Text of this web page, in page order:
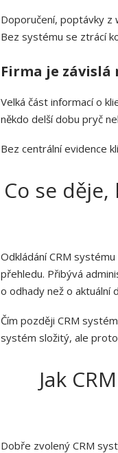
Doporučení, poptávky z
Bez systému se ztrácí
Firma je
Velká část informací o
někdo delší dobu pryč
Bez centrální evidence
Co se
Odkládání CRM
přehledu. Přibývá
o odhady než o aktuální
Čím později CRM
systém složitý, ale
Jak
Dobře zvolený CRM